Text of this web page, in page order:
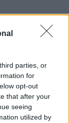
parties, or
for
opt-out
that after your
seeing
utilized by